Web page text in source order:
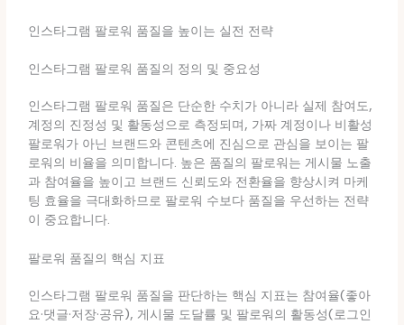
인스타그램 팔로워 품질을 높이는 실전 전략
인스타그램 팔로워 품질의 정의 및 중요성
인스타그램 팔로워 품질은 단순한 수치가 아니라 실제 참여도,
계정의 진정성 및 활동성으로 측정되며, 가짜 계정이나 비활성
팔로워가 아닌 브랜드와 콘텐츠에 진심으로 관심을 보이는 팔
로워의 비율을 의미합니다. 높은 품질의 팔로워는 게시물 노출
과 참여율을 높이고 브랜드 신뢰도와 전환율을 향상시켜 마케
팅 효율을 극대화하므로 팔로워 수보다 품질을 우선하는 전략
이 중요합니다.
팔로워 품질의 핵심 지표
인스타그램 팔로워 품질을 판단하는 핵심 지표는 참여율(좋아
요·댓글·저장·공유), 게시물 도달률 및 팔로워의 활동성(로그인